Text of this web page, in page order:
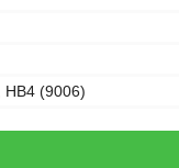
HB4 (9006)